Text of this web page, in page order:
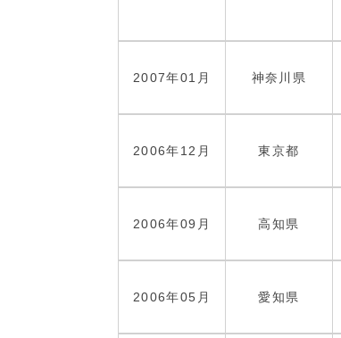
2007年01月 神奈川県
2006年12月 東京都
2006年09月 高知県
2006年05月 愛知県